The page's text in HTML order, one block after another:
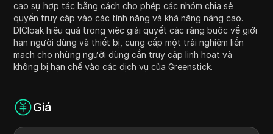
cao sự hợp tác bằng cách cho phép các nhóm chia sẻ
quyền truy cập vào các tính năng và khả năng nâng cao.
DICloak hiệu quả trong việc giải quyết các ràng buộc về giới
hạn người dùng và thiết bị, cung cấp một trải nghiệm liền
mạch cho những người dùng cần truy cập linh hoạt và
không bị hạn chế vào các dịch vụ của Greenstick.
Giá